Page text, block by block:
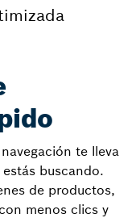
te lleva
buscando.
de productos,
menos clics y